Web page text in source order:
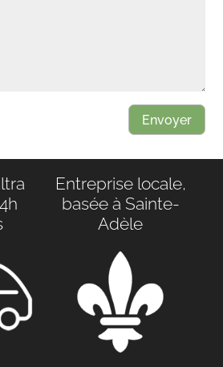
Envoyer
Entreprise locale,
basée à Sainte-
Adèle